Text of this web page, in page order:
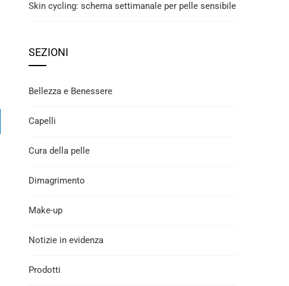
Skin cycling: schema settimanale per pelle sensibile
SEZIONI
Bellezza e Benessere
Capelli
Cura della pelle
Dimagrimento
Make-up
Notizie in evidenza
Prodotti